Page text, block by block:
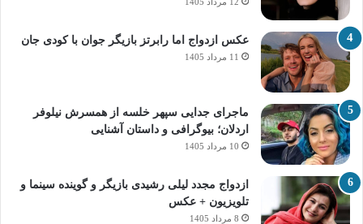
عکس ازدواج اما رابرتز بازیگر جوان با کودی جان
11 مرداد 1405
ماجرای جدایی سپهر خلسه از همسرش نیلوفر
اردلان؛ بیوگرافی و داستان آشنایی
10 مرداد 1405
ازدواج مجدد لیلی رشیدی بازیگر و گوینده سینما و
تلویزیون + عکس
8 مرداد 1405